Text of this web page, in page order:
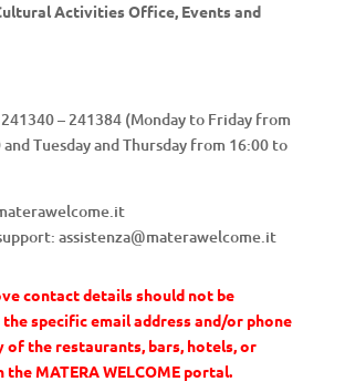
Activities Office, Events and
– 241384 (Monday to Friday from
Tuesday and Thursday from 16:00 to
assistenza@materawelcome.it
contact details should not be
specific email address and/or phone
of the restaurants, bars, hotels, or
the MATERA WELCOME portal.